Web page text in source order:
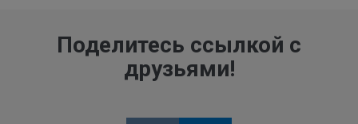
Поделитесь ссылкой с
друзьями!